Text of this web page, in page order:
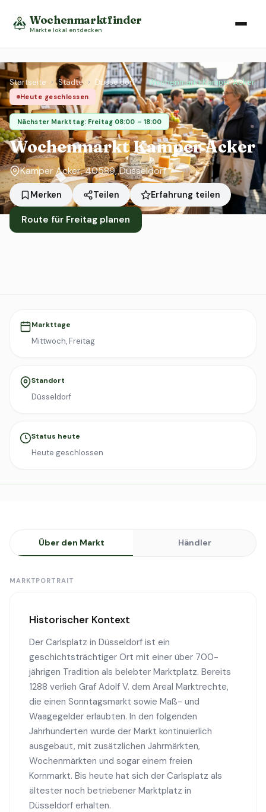
Wochenmarktfinder
Märkte lokal entdecken
Startseite › Städte › Düsseldorf › Wochenmarkt Kamper Acker
Heute geschlossen
Nächster Markttag: Freitag 08:00 – 18:00
Wochenmarkt Kamper Acker
Kamper Acker, 40589, Düsseldorf
Merken Teilen Erfahrung teilen
Route für Freitag planen
Markttage
Mittwoch, Freitag
Standort
Düsseldorf
Status heute
Heute geschlossen
Über den Markt Händler
MARKTPORTRAIT
Historischer Kontext
Der Carlsplatz in Düsseldorf ist ein
geschichtsträchtiger Ort mit einer über 700-
jährigen Tradition als belebter Marktplatz. Bereits
1288 verlieh Graf Adolf V. dem Areal Marktrechte,
die einen Sonntagsmarkt sowie Maß- und
Waagegelder erlaubten. In den folgenden
Jahrhunderten wurde der Markt kontinuierlich
ausgebaut, mit zusätzlichen Jahrmärkten,
Wochenmärkten und sogar einem freien
Kornmarkt. Bis heute hat sich der Carlsplatz als
ältester noch betriebener Marktplatz in
Düsseldorf erhalten.